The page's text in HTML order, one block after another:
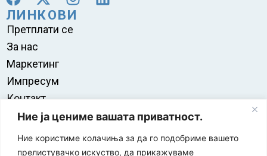
Ние ја цениме вашата приватност.
Ние користиме колачиња за да го подобриме вашето
прелистувачко искуство, да прикажуваме
ЛИНКОВИ
Претплати се
За нас
Маркетинг
Импресум
Контакт
Правила на користење